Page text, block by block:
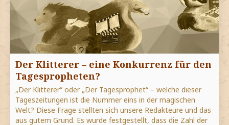
Der Klitterer – eine Konkurrenz für den
Tagespropheten?
„Der Klitterer“ oder „Der Tagesprophet“ – welche dieser
Tageszeitungen ist die Nummer eins in der magischen
Welt? Diese Frage stellten sich unsere Redakteure und das
aus gutem Grund. Es wurde festgestellt, dass die Zahl der